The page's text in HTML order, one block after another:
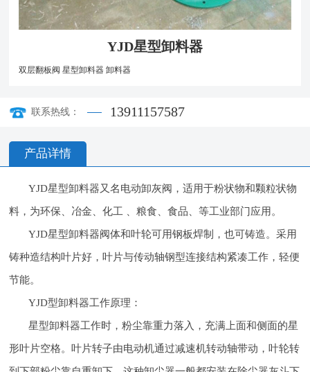
YJD星型卸料器
双层翻板阀星型卸料器卸料器
联系热线： 13911157587
产品详情
YJD星型卸料器又名电动卸灰阀，适用于粉状物和颗粒状物
料，为环保、冶金、化工 、粮食、食品、等工业部门应用。
YJD星型卸料器阀体和叶轮可用钢板焊制，也可铸造。采用
铸种造结构叶片好，叶片与传动轴钢型连接结构紧凑工作，轻便
节能。
YJD型卸料器工作原理：
星型卸料器工作时，粉尘靠重力落入，充满上面和侧面的星
形叶片空格。叶片转子由电动机通过减速机转动轴带动，叶轮转